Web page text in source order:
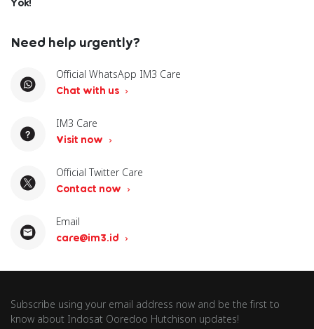
Yok!
Need help urgently?
Official WhatsApp IM3 Care
Chat with us
IM3 Care
Visit now
Official Twitter Care
Contact now
Email
care@im3.id
Subscribe using your email address now and be the first to
know about Indosat Ooredoo Hutchison updates!